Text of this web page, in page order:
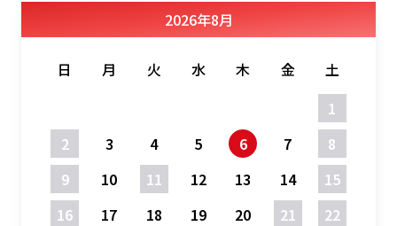
2026年8月
日 月 火 水 木 金
土
1
2
3 4 5 6 7
8
9
10 11 12 13 14
15
16
17 18 19 20 21
22